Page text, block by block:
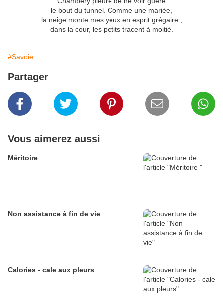
le bout du tunnel. Comme une mariée,
la neige monte mes yeux en esprit grégaire ;
dans la cour, les petits tracent à moitié.
#Savoie
Partager
Vous aimerez aussi
Méritoire
Non assistance à fin de vie
Calories - cale aux pleurs